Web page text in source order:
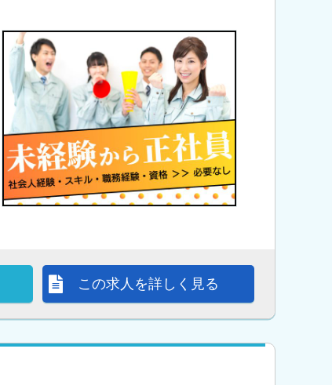
この求人を詳しく見る